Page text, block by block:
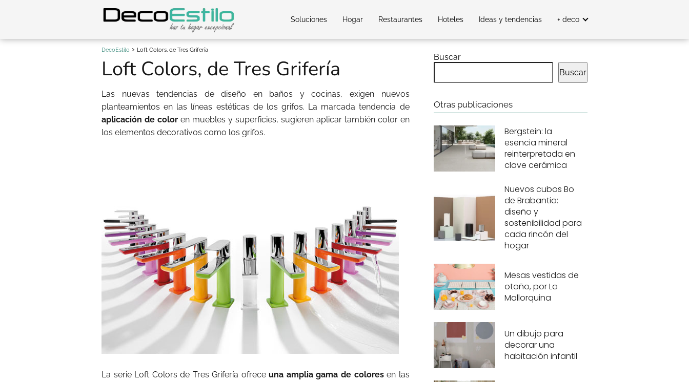
Soluciones Hogar Restaurantes Hoteles Ideas y tendencias + deco
DecoEstilo Loft Colors, de Tres Grifería
Loft Colors, de Tres Grifería
Las nuevas tendencias de diseño en baños y cocinas, exigen nuevos
planteamientos en las líneas estéticas de los grifos. La marcada tendencia de
aplicación de coloren muebles y superficies, sugieren aplicar también color en
los elementos decorativos como los grifos.
La serie Loft Colors de Tres Grifería ofreceuna amplia gama de coloresen las
Buscar
Buscar
Otras publicaciones
Bergstein: la
esencia mineral
reinterpretada en
clave cerámica
Nuevos cubos Bo
de Brabantia:
diseño y
sostenibilidad para
cada rincón del
hogar
Mesas vestidas de
otoño, por La
Mallorquina
Un dibujo para
decorar una
habitación infantil